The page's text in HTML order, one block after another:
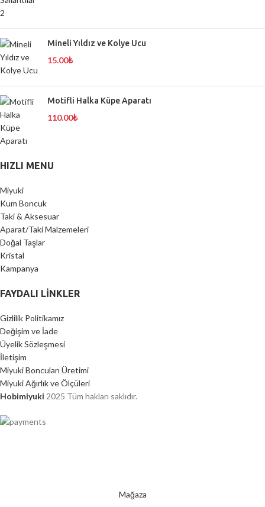
Mineli Yıldız ve Kolye Ucu
15.00₺
Motifli Halka Küpe Aparatı
110.00₺
HIZLI MENU
Miyuki
Kum Boncuk
Taki & Aksesuar
Aparat/Taki Malzemeleri
Doğal Taşlar
Kristal
Kampanya
FAYDALI LİNKLER
Gizlilik Politikamız
Değişim ve İade
Üyelik Sözleşmesi
İletişim
Miyuki Boncuları Üretimi
Miyuki Ağırlık ve Ölçüleri
Hobimiyuki 2025 Tüm hakları saklıdır.
Mağaza